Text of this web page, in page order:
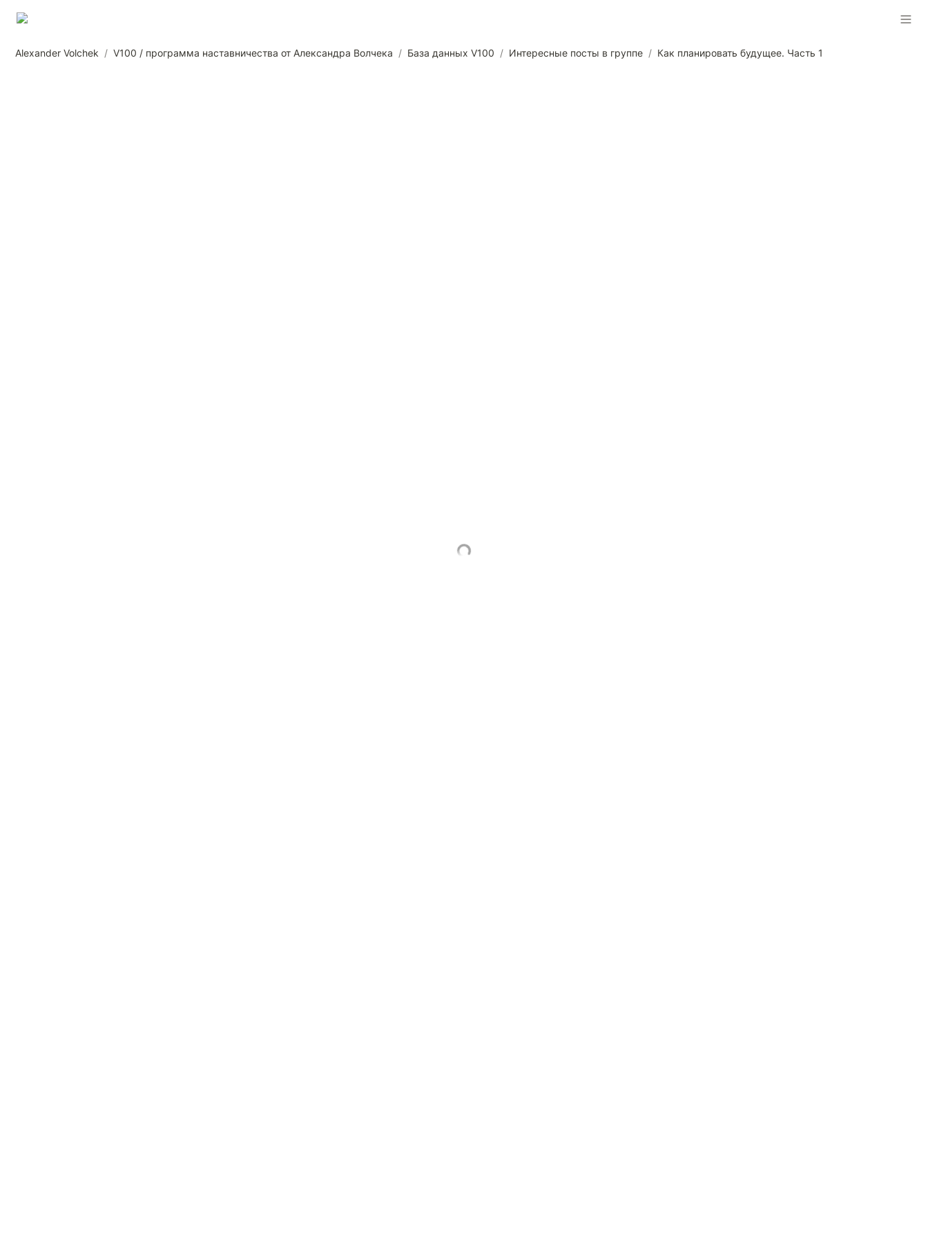
Alexander Volchek / V100 / программа наставничества от Александра Волчека / База данных V100 / Интересные посты в группе / Как планировать будущее. Часть 1